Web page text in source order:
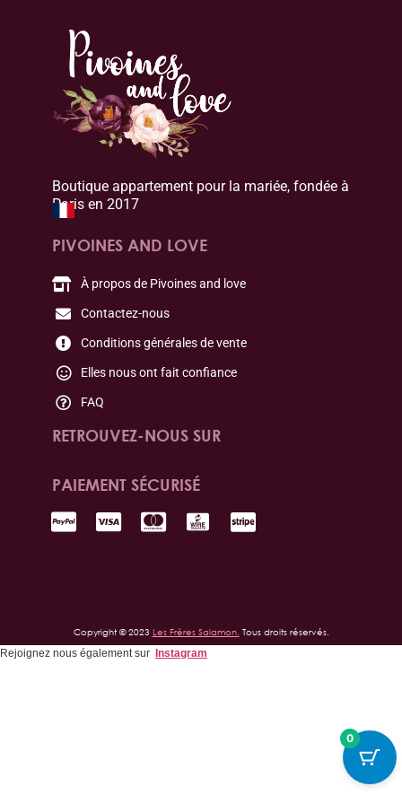
Boutique appartement pour la mariée, fondée à
Paris en 2017
PIVOINES AND LOVE
À propos de Pivoines and love
Contactez-nous
Conditions générales de vente
Elles nous ont fait confiance
FAQ
RETROUVEZ-NOUS SUR
PAIEMENT SÉCURISÉ
Copyright © 2023 Les Frères Salamon. Tous droits réservés.
0
Rejoignez nous également sur Instagram